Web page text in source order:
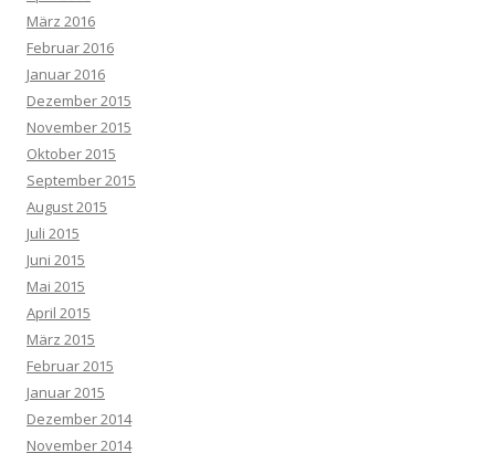
März 2016
Februar 2016
Januar 2016
Dezember 2015
November 2015
Oktober 2015
September 2015
August 2015
Juli 2015
Juni 2015
Mai 2015
April 2015
März 2015
Februar 2015
Januar 2015
Dezember 2014
November 2014